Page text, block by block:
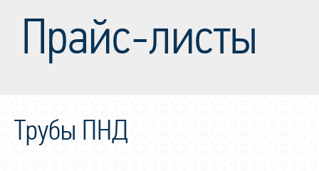
Прайс-листы
Трубы ПНД